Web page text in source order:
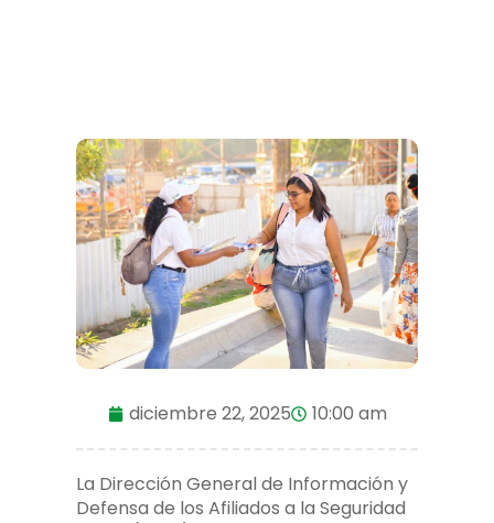
diciembre 22, 2025 10:00 am
La Dirección General de Información y
Defensa de los Afiliados a la Seguridad